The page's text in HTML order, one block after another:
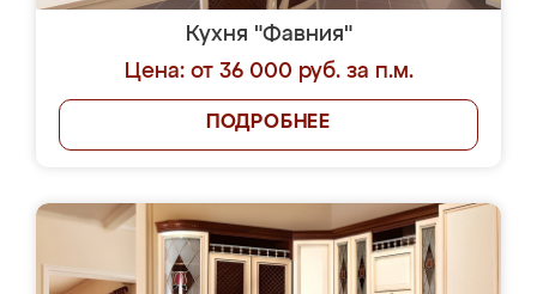
Кухня "Фавния"
Цена: от 36 000 руб. за п.м.
ПОДРОБНЕЕ